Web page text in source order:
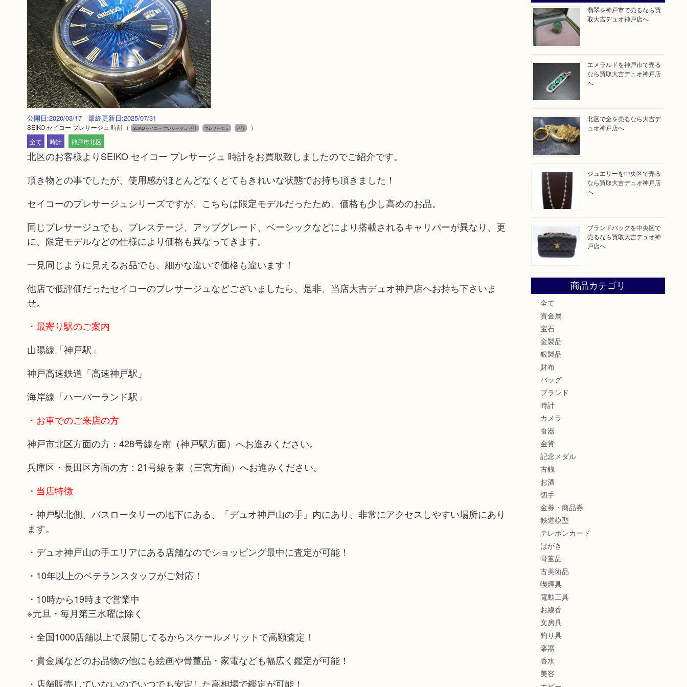
公開日:2020/03/17 最終更新日:2025/07/31
SEIKO セイコー プレサージュ 時計（ SEIKO セイコー プレサージュ 時計 プレサージュ 時計
）
全て
時計 神戸市北区
北区のお客様よりSEIKO セイコー プレサージュ 時計をお買取致しましたのでご紹介です。
頂き物との事でしたが、使用感がほとんどなくとてもきれいな状態でお持ち頂きました！
セイコーのプレサージュシリーズですが、こちらは限定モデルだったため、価格も少し高めのお品。
同じプレサージュでも、プレステージ、アップグレード、ベーシックなどにより搭載されるキャリパーが異なり、更
に、限定モデルなどの仕様により価格も異なってきます。
一見同じように見えるお品でも、細かな違いで価格も違います！
他店で低評価だったセイコーのプレサージュなどございましたら、是非、当店大吉デュオ神戸店へお持ち下さいま
せ。
・最寄り駅のご案内
山陽線「神戸駅」
神戸高速鉄道「高速神戸駅」
海岸線「ハーバーランド駅」
・お車でのご来店の方
神戸市北区方面の方：428号線を南（神戸駅方面）へお進みください。
兵庫区・長田区方面の方：21号線を東（三宮方面）へお進みください。
・当店特徴
・神戸駅北側、バスロータリーの地下にある、「デュオ神戸山の手」内にあり、非常にアクセスしやすい場所にあり
ます。
・デュオ神戸山の手エリアにある店舗なのでショッピング最中に査定が可能！
・10年以上のベテランスタッフがご対応！
・10時から19時まで営業中
※元旦・毎月第三水曜は除く
・全国1000店舗以上で展開してるからスケールメリットで高額査定！
・貴金属などのお品物の他にも絵画や骨董品・家電なども幅広く鑑定が可能！
・店舗販売していないのでいつでも安定した高相場で鑑定が可能！
翡翠を神戸市で売るなら買
取大吉デュオ神戸店へ
エメラルドを神戸市で売る
なら買取大吉デュオ神戸店
へ
北区で金を売るなら大吉デ
ュオ神戸店へ
ジュエリーを中央区で売る
なら買取大吉デュオ神戸店
へ
ブランドバッグを中央区で
売るなら買取大吉デュオ神
戸店へ
商品カテゴリ
全て
貴金属
宝石
金製品
銀製品
財布
バッグ
ブランド
時計
カメラ
食器
金貨
記念メダル
古銭
お酒
切手
金券・商品券
鉄道模型
テレホンカード
はがき
骨董品
古美術品
喫煙具
電動工具
お線香
文房具
釣り具
楽器
香水
美容